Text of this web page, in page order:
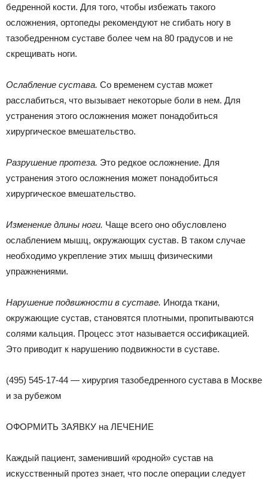
бедренной кости. Для того, чтобы избежать такого
осложнения, ортопеды рекомендуют не сгибать ногу в
тазобедренном суставе более чем на 80 градусов и не
скрещивать ноги.
Ослабление сустава. Со временем сустав может
расслабиться, что вызывает некоторые боли в нем. Для
устранения этого осложнения может понадобиться
хирургическое вмешательство.
Разрушение протеза. Это редкое осложнение. Для
устранения этого осложнения может понадобиться
хирургическое вмешательство.
Изменение длины ноги. Чаще всего оно обусловлено
ослаблением мышц, окружающих сустав. В таком случае
необходимо укрепление этих мышц физическими
упражнениями.
Нарушение подвижности в суставе. Иногда ткани,
окружающие сустав, становятся плотными, пропитываются
солями кальция. Процесс этот называется оссификацией.
Это приводит к нарушению подвижности в суставе.
(495) 545-17-44 — хирургия тазобедренного сустава в Москве
и за рубежом
ОФОРМИТЬ ЗАЯВКУ на ЛЕЧЕНИЕ
Каждый пациент, заменивший «родной» сустав на
искусственный протез знает, что после операции следует